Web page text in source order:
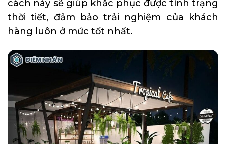
cách này sẽ giúp khắc phục được tình trạng
thời tiết, đảm bảo trải nghiệm của khách
hàng luôn ở mức tốt nhất.